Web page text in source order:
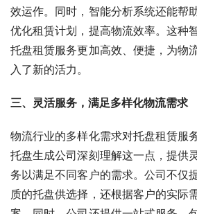
效运作。同时，智能分析系统还能帮
优化租赁计划，提高物流效率。这种
托盘租赁服务更加高效、便捷，为物
入了新的活力。
三、灵活服务，满足多样化物流需求
物流行业的多样化需求对托盘租赁服
托盘生成公司深刻理解这一点，提供
务以满足不同客户的需求。公司不仅
质的托盘供选择，还根据客户的实际